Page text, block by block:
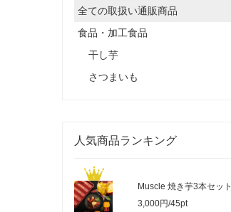
全ての取扱い通販商品
食品・加工食品
干し芋
さつまいも
人気商品ランキング
Muscle 焼き芋3本セット
3,000円/45pt